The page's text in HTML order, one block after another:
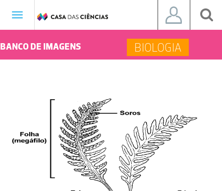
Toggle
BANCO DE IMAGENS BIOLOGIA